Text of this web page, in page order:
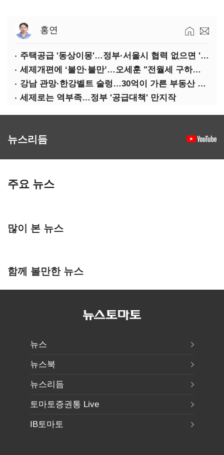
홍연
주택공급 '동상이몽'…정부·서울시 협력 없으면 '공수표'
세제개편에 ‘불안·불만’…오세훈 "전월세 구하기 더 힘들어질 것"
강남 관망·한강벨트 술렁…30억이 가른 부동산 민심
세제로는 역부족…정부 '공급대책' 만지작
뉴스리듬
주요 뉴스
많이 본 뉴스
함께 볼만한 뉴스
뉴스
뉴스북
뉴스리듬
토마토증권통 Live
IB토마토